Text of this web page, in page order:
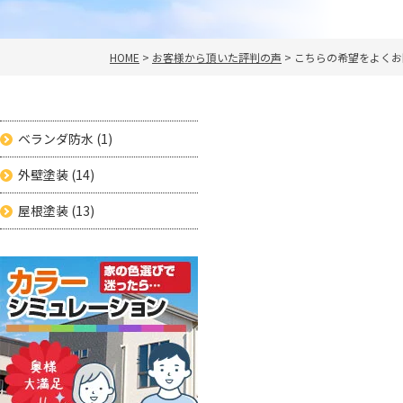
HOME > お客様から頂いた評判の声 > こちらの希望をよく
ベランダ防水 (1)
外壁塗装 (14)
屋根塗装 (13)